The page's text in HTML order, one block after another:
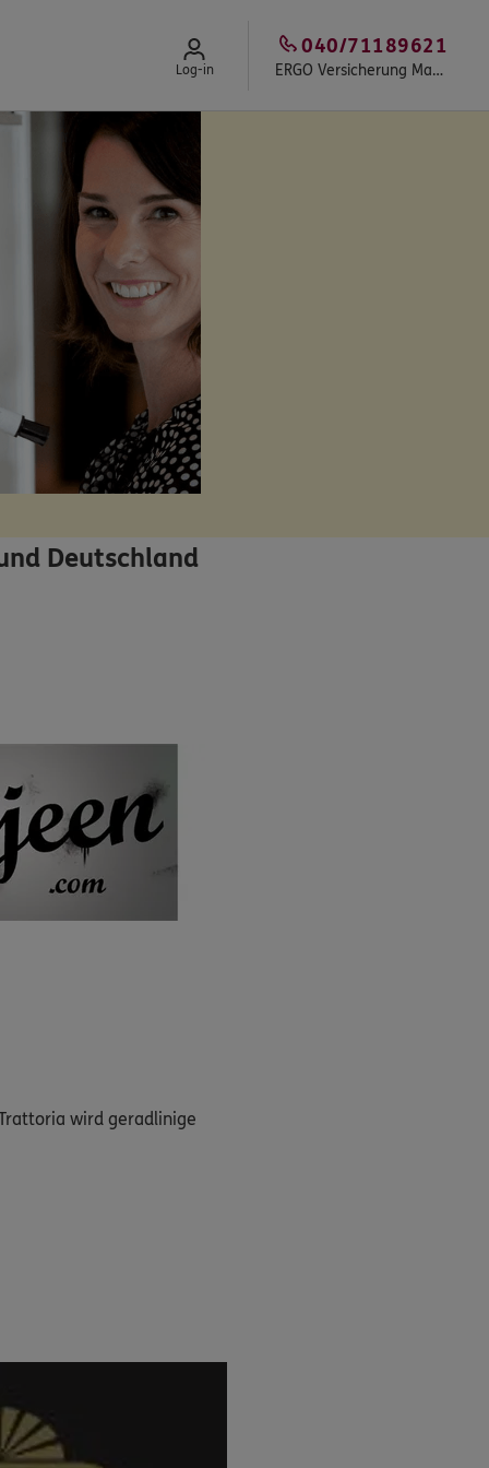
Log-in ERGO Versicherung Martin Zinn
040/71189621
Deutschland
wird geradlinige